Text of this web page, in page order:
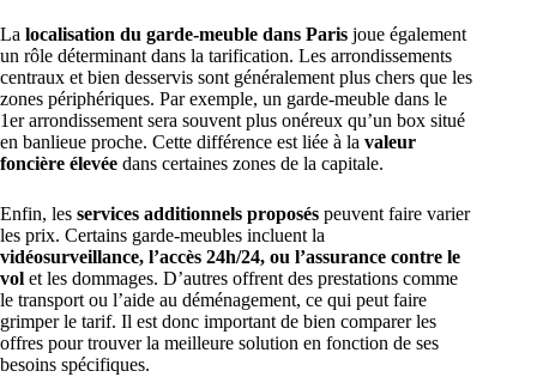
La localisation du garde-meuble dans Paris joue également
un rôle déterminant dans la tarification. Les arrondissements
centraux et bien desservis sont généralement plus chers que les
zones périphériques. Par exemple, un garde-meuble dans le
1er arrondissement sera souvent plus onéreux qu’un box situé
en banlieue proche. Cette différence est liée à la valeur
foncière élevée dans certaines zones de la capitale.
Enfin, les services additionnels proposés peuvent faire varier
les prix. Certains garde-meubles incluent la
vidéosurveillance, l’accès 24h/24, ou l’assurance contre le
vol et les dommages. D’autres offrent des prestations comme
le transport ou l’aide au déménagement, ce qui peut faire
grimper le tarif. Il est donc important de bien comparer les
offres pour trouver la meilleure solution en fonction de ses
besoins spécifiques.